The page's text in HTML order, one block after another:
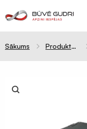
Sākums Produktu kategorijas
Celtniecības